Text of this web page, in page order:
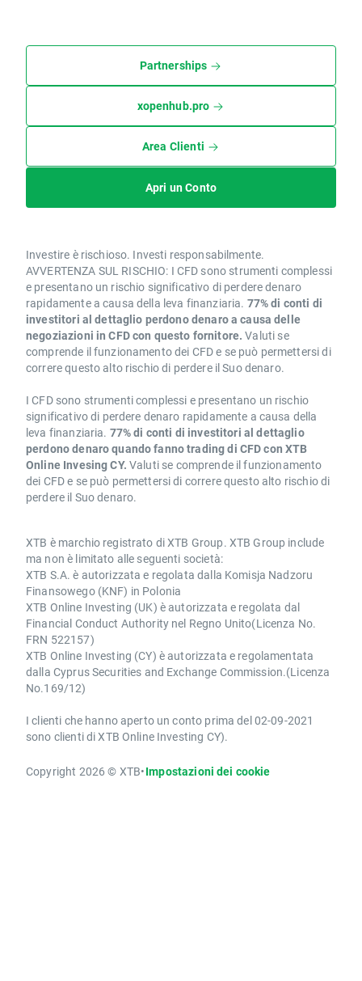
Partnerships
xopenhub.pro
Area Clienti
Apri un Conto
Investire è rischioso. Investi responsabilmente.
AVVERTENZA SUL RISCHIO: I CFD sono strumenti complessi
e presentano un rischio significativo di perdere denaro
rapidamente a causa della leva finanziaria. 77% di conti di
investitori al dettaglio perdono denaro a causa delle
negoziazioni in CFD con questo fornitore. Valuti se
comprende il funzionamento dei CFD e se può permettersi di
correre questo alto rischio di perdere il Suo denaro.
I CFD sono strumenti complessi e presentano un rischio
significativo di perdere denaro rapidamente a causa della
leva finanziaria. 77% di conti di investitori al dettaglio
perdono denaro quando fanno trading di CFD con XTB
Online Invesing CY. Valuti se comprende il funzionamento
dei CFD e se può permettersi di correre questo alto rischio di
perdere il Suo denaro.
XTB è marchio registrato di XTB Group. XTB Group include
ma non è limitato alle seguenti società:
XTB S.A. è autorizzata e regolata dalla Komisja Nadzoru
Finansowego (KNF) in Polonia
XTB Online Investing (UK) è autorizzata e regolata dal
Financial Conduct Authority nel Regno Unito(Licenza No.
FRN 522157)
XTB Online Investing (CY) è autorizzata e regolamentata
dalla Cyprus Securities and Exchange Commission.(Licenza
No.169/12)
I clienti che hanno aperto un conto prima del 02-09-2021
sono clienti di XTB Online Investing CY).
Copyright 2026 © XTB•Impostazioni dei cookie